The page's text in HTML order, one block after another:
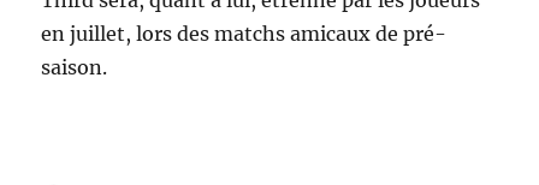
en juillet, lors des matchs amicaux de pré-
saison.